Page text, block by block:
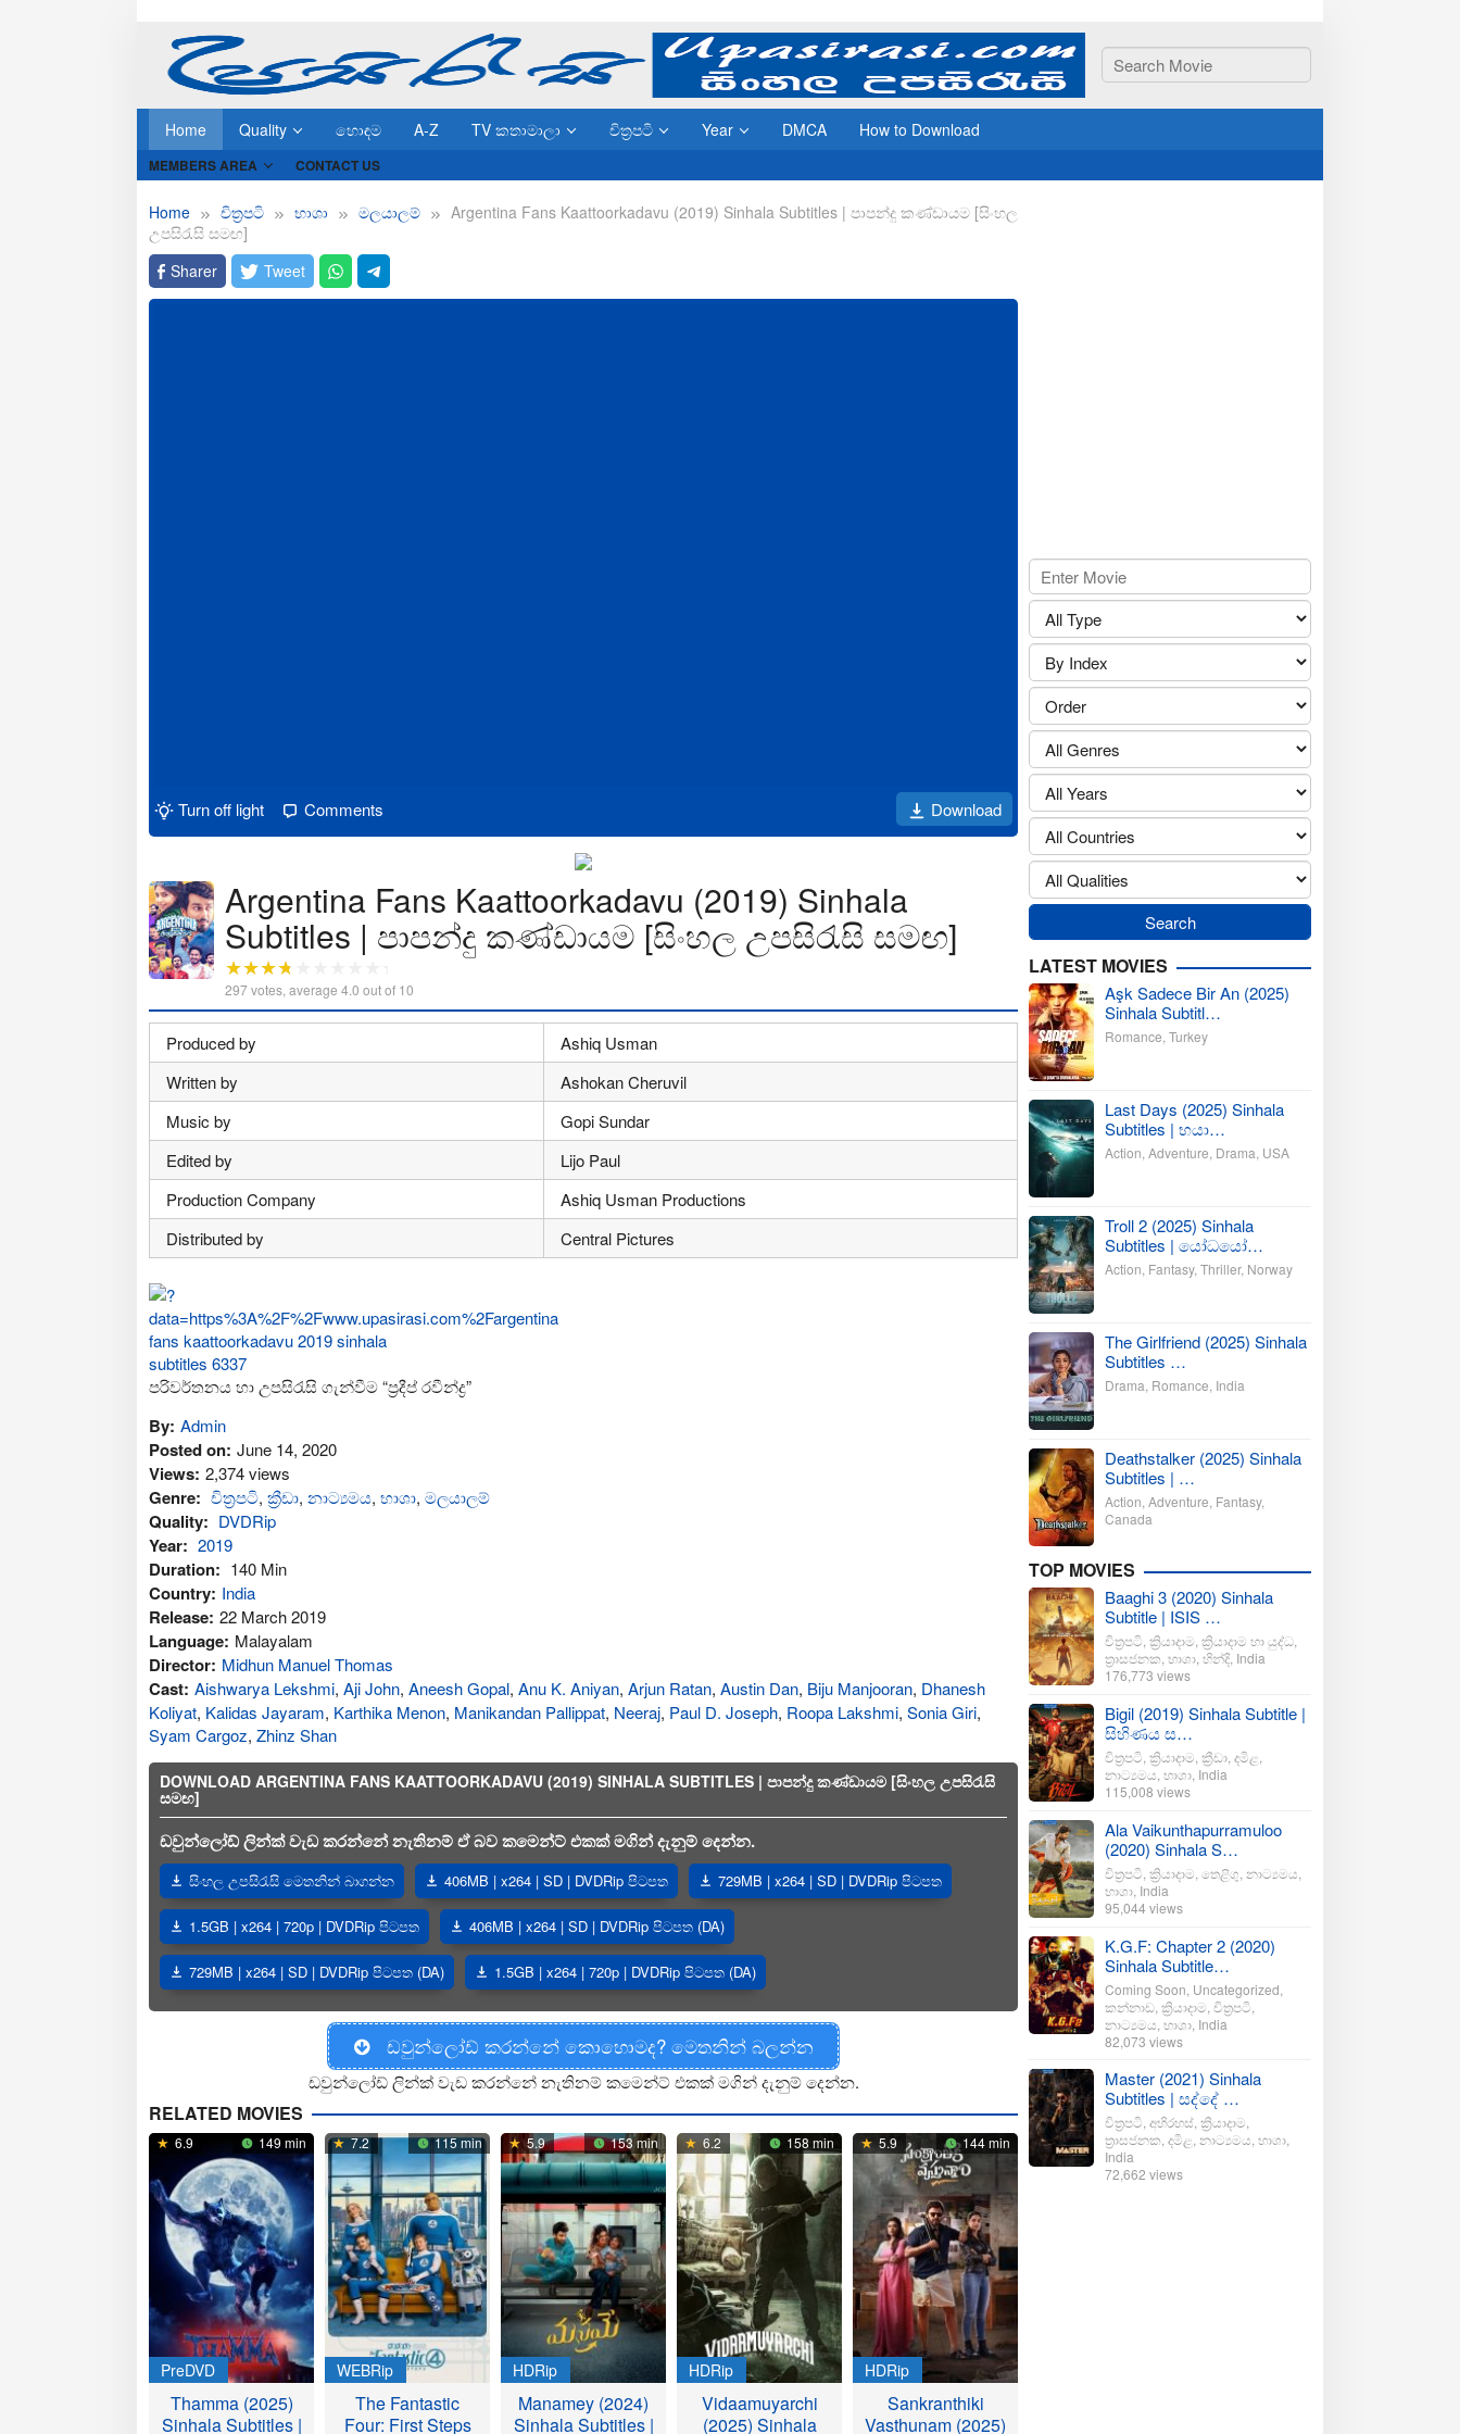
Home Quality හොඳම A-Z TV කතාමාලා චිත්‍රපටි Year DMCA How to Download
MEMBERS AREA CONTACT US
Home චිත්‍රපටි භාශා මලයාලම්
Argentina Fans Kaattoorkadavu (2019) Sinhala Subtitles | පාපන්දු කණ්ඩායම [සිංහල
උපසිරැසි සමඟ]
Sharer
Tweet
Turn off light Comments Download
Argentina Fans Kaattoorkadavu (2019) Sinhala
Subtitles | පාපන්දු කණ්ඩායම [සිංහල උපසිරැසි සමඟ]
297votes, average 4.0 out of 10
Produced by
Ashiq Usman
Written by
Ashokan Cheruvil
Music by
Gopi Sundar
Edited by
Lijo Paul
Production Company
Ashiq Usman Productions
Distributed by
Central Pictures
පරිවර්තනය හා උපසිරැසි ගැන්වීම “ප්‍රදීප් රවීන්ද්‍ර”
By: Admin
Posted on: June 14, 2020
Views: 2,374 views
Genre: චිත්‍රපටි, ක්‍රීඩා, නාට්‍යමය, භාශා, මලයාලම්
Quality: DVDRip
Year: 2019
Duration: 140 Min
Country: India
Release: 22 March 2019
Language: Malayalam
Director: Midhun Manuel Thomas
Cast: Aishwarya Lekshmi, Aji John, Aneesh Gopal, Anu K. Aniyan, Arjun Ratan, Austin Dan, Biju Manjooran, Dhanesh
Koliyat, Kalidas Jayaram, Karthika Menon, Manikandan Pallippat, Neeraj, Paul D. Joseph, Roopa Lakshmi, Sonia Giri,
Syam Cargoz, Zhinz Shan
DOWNLOAD ARGENTINA FANS KAATTOORKADAVU (2019) SINHALA SUBTITLES | පාපන්දු කණ්ඩායම [සිංහල උපසිරැසි
සමඟ]
ඩවුන්ලෝඩ් ලින්ක් වැඩ කරන්නේ නැතිනම් ඒ බව කමෙන්ට් එකක් මගින් දැනුම් දෙන්න.
සිංහල උපසිරැසි මෙතනින් බාගන්න 406MB | x264 | SD | DVDRip පිටපත 729MB | x264 | SD | DVDRip පිටපත
1.5GB | x264 | 720p | DVDRip පිටපත 406MB | x264 | SD | DVDRip පිටපත (DA)
729MB | x264 | SD | DVDRip පිටපත (DA) 1.5GB | x264 | 720p | DVDRip පිටපත (DA)
ඩවුන්ලෝඩ් කරන්නේ කොහොමද? මෙතනින් බලන්න
ඩවුන්ලෝඩ් ලින්ක් වැඩ කරන්නේ නැතිනම් කමෙන්ට් එකක් මගින් දැනුම් දෙන්න.
RELATED MOVIES
6.9 149 min
PreDVD
Thamma (2025)
Sinhala Subtitles |
7.2 115 min
WEBRip
The Fantastic
Four: First Steps
5.9 153 min
HDRip
Manamey (2024)
Sinhala Subtitles |
6.2 158 min
HDRip
Vidaamuyarchi
(2025) Sinhala
5.9 144 min
HDRip
Sankranthiki
Vasthunam (2025)
LATEST MOVIES
Aşk Sadece Bir An (2025)
Sinhala Subtitl…
Romance Turkey
Last Days (2025) Sinhala
Subtitles | භයා…
Action Adventure Drama USA
Troll 2 (2025) Sinhala
Subtitles | යෝධයෝ…
Action Fantasy, Thriller, Norway
The Girlfriend (2025) Sinhala
Subtitles …
Drama Romance India
Deathstalker (2025) Sinhala
Subtitles | …
Action Adventure Fantasy,
Canada
TOP MOVIES
Baaghi 3 (2020) Sinhala
Subtitle | ISIS …
චිත්‍රපටි ක්‍රියාදාම ක්‍රියාදාම හා යුද්ධ
ත්‍රාසජනක භාශා හින්දි India
176,773 views
Bigil (2019) Sinhala Subtitle |
සිහිණය ස…
චිත්‍රපටි ක්‍රියාදාම ක්‍රීඩා දමිළ
නාට්‍යමය භාශා India
115,008 views
Ala Vaikunthapurramuloo
(2020) Sinhala S…
චිත්‍රපටි ක්‍රියාදාම තෙළිගු නාට්‍යමය
භාශා India
95,044 views
K.G.F: Chapter 2 (2020)
Sinhala Subtitle…
Coming Soon Uncategorized
කන්නාඩ ක්‍රියාදාම චිත්‍රපටි
නාට්‍යමය භාශා India
82,073 views
Master (2021) Sinhala
Subtitles | සද්දේ …
චිත්‍රපටි අභිරහස් ක්‍රියාදාම
ත්‍රාසජනක දමිළ නාට්‍යමය භාශා
India
72,662 views